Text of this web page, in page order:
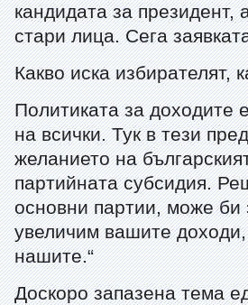
кандидата за президент,
стари лица. Сега
Какво иска избирателят,
Политиката за доходите
на всички. Тук в тези
желанието на
партийната субсидия.
основни партии, може
увеличим вашите
нашите.“
Доскоро запазена тема